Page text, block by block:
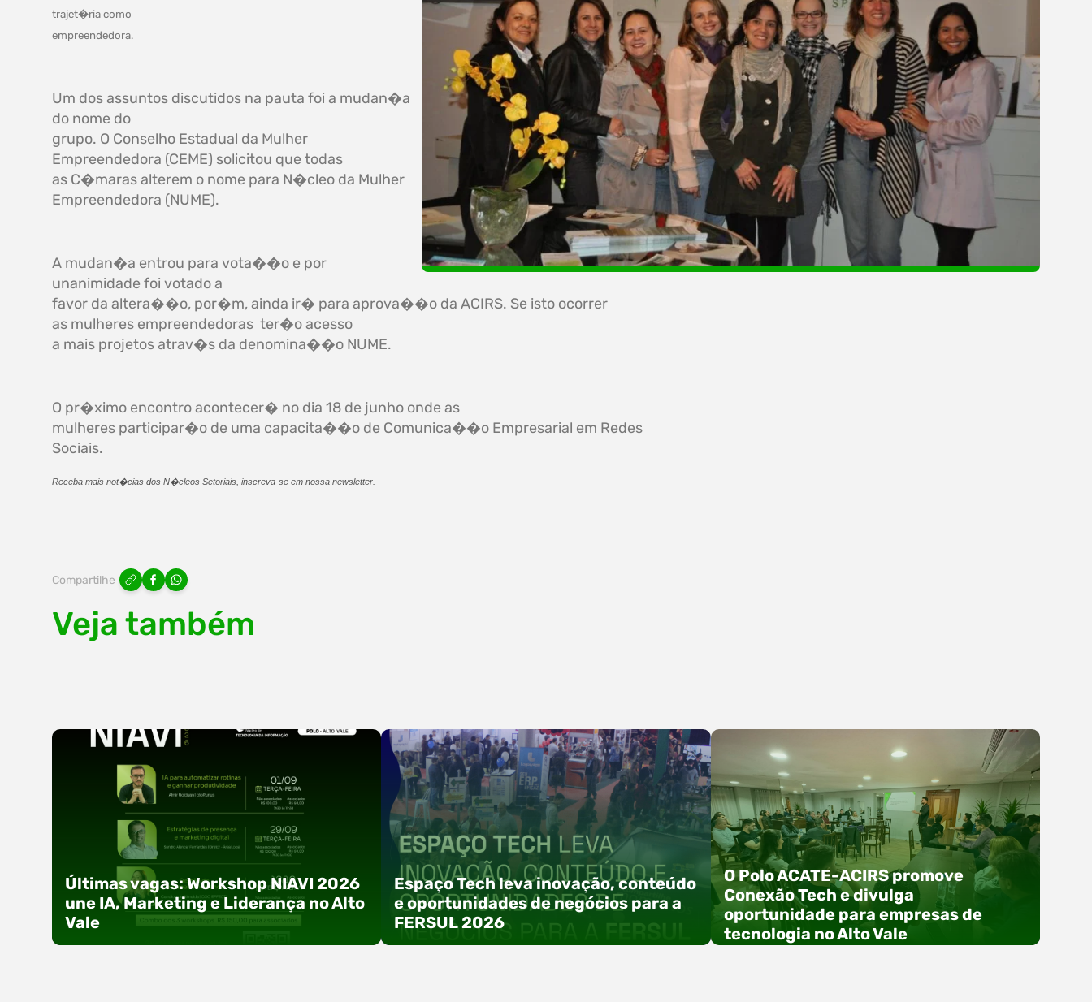
trajet�ria como
empreendedora.
Um dos assuntos discutidos na pauta foi a mudan�a
do nome do
grupo. O Conselho Estadual da Mulher
Empreendedora (CEME) solicitou que todas
as C�maras alterem o nome para N�cleo da Mulher
Empreendedora (NUME).
A mudan�a entrou para vota��o e por
unanimidade foi votado a
favor da altera��o, por�m, ainda ir� para aprova��o da ACIRS. Se isto ocorrer
as mulheres empreendedoras ter�o acesso
a mais projetos atrav�s da denomina��o NUME.
O pr�ximo encontro acontecer� no dia 18 de junho onde as
mulheres participar�o de uma capacita��o de Comunica��o Empresarial em Redes
Sociais.
Receba mais not�cias dos N�cleos Setoriais, inscreva-se em nossa newsletter.
Compartilhe
Veja também
Últimas vagas: Workshop NIAVI 2026
une IA, Marketing e Liderança no Alto
Vale
Espaço Tech leva inovação, conteúdo
e oportunidades de negócios para a
FERSUL 2026
O Polo ACATE-ACIRS promove
Conexão Tech e divulga
oportunidade para empresas de
tecnologia no Alto Vale